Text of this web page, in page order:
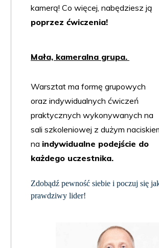
kamerą! Co więcej, nabędziesz ją
poprzez ćwiczenia!
Mała, kameralna grupa.
Warsztat ma formę grupowych
oraz indywidualnych ćwiczeń
praktycznych wykonywanych na
sali szkoleniowej z dużym
na indywidualne podejście do
każdego uczestnika.
Zdobądź pewność siebie i poczuj się
prawdziwy lider!